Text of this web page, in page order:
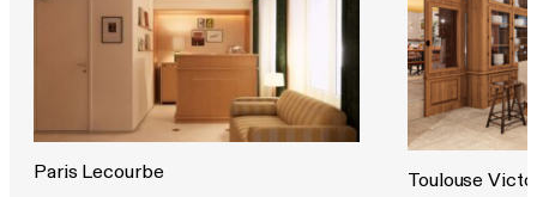
Paris Lecourbe
Toulouse